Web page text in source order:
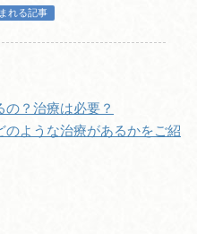
れる記事
の？治療は必要？
のような治療があるかをご紹